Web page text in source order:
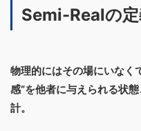
Semi-Realの
物理的にはその場にいなく
感”を他者に与えられる状
計。